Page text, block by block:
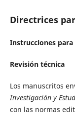
Directrices
Instrucciones
Revisión técnica
Los manuscritos
Investigación y
con las normas